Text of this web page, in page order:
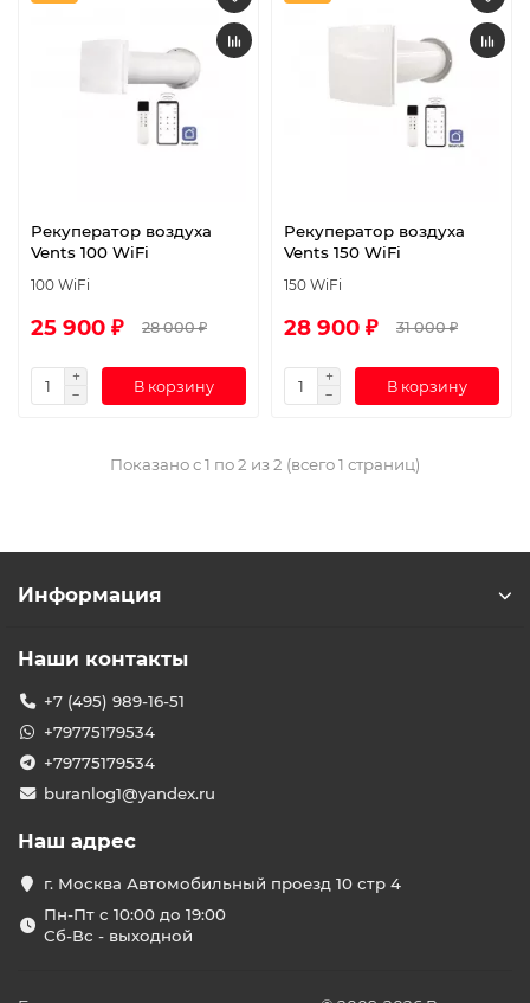
Рекуператор воздуха
Vents 100 WiFi
100 WiFi
25 900 ₽ 28 000 ₽
В корзину
Рекуператор воздуха
Vents 150 WiFi
150 WiFi
28 900 ₽ 31 000 ₽
В корзину
Показано с 1 по 2 из 2 (всего 1 страниц)
Информация
Наши контакты
+7 (495) 989-16-51
+79775179534
+79775179534
buranlog1@yandex.ru
Наш адрес
г. Москва Автомобильный проезд 10 стр 4
Пн-Пт с 10:00 до 19:00
Сб-Вс - выходной